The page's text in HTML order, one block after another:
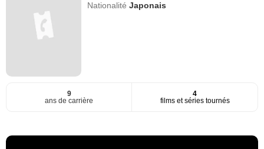
NationalitéJaponais
9
ans de carrière
4
films et séries tournés